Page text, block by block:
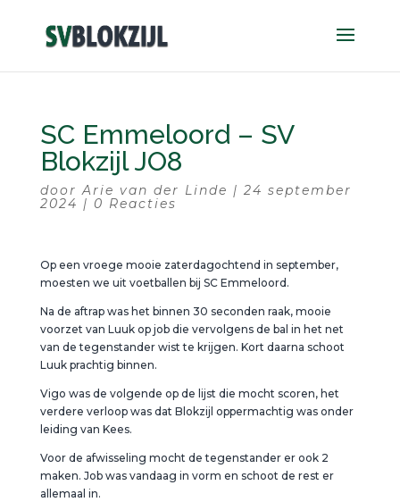
SC Emmeloord – SV
Blokzijl JO8
doorArie van der Linde | 24 september
2024 | 0 Reacties
Op een vroege mooie zaterdagochtend in september,
moesten we uit voetballen bij SC Emmeloord.
Na de aftrap was het binnen 30 seconden raak, mooie
voorzet van Luuk op job die vervolgens de bal in het net
van de tegenstander wist te krijgen. Kort daarna schoot
Luuk prachtig binnen.
Vigo was de volgende op de lijst die mocht scoren, het
verdere verloop was dat Blokzijl oppermachtig was onder
leiding van Kees.
Voor de afwisseling mocht de tegenstander er ook 2
maken. Job was vandaag in vorm en schoot de rest er
allemaal in.